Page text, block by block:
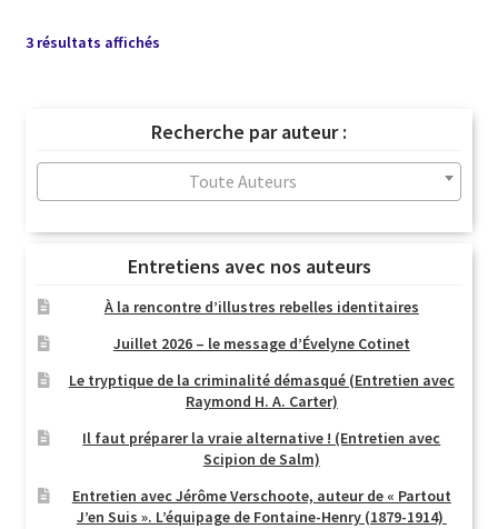
3 résultats affichésTrié
au
plus
ancien
Recherche par auteur :
Toute Auteurs
Entretiens avec nos auteurs
À la rencontre d’illustres rebelles identitaires
Juillet 2026 – le message d’Évelyne Cotinet
Le tryptique de la criminalité démasqué (Entretien avec
Raymond H. A. Carter)
Il faut préparer la vraie alternative ! (Entretien avec
Scipion de Salm)
Entretien avec Jérôme Verschoote, auteur de « Partout
J’en Suis ». L’équipage de Fontaine-Henry (1879-1914)